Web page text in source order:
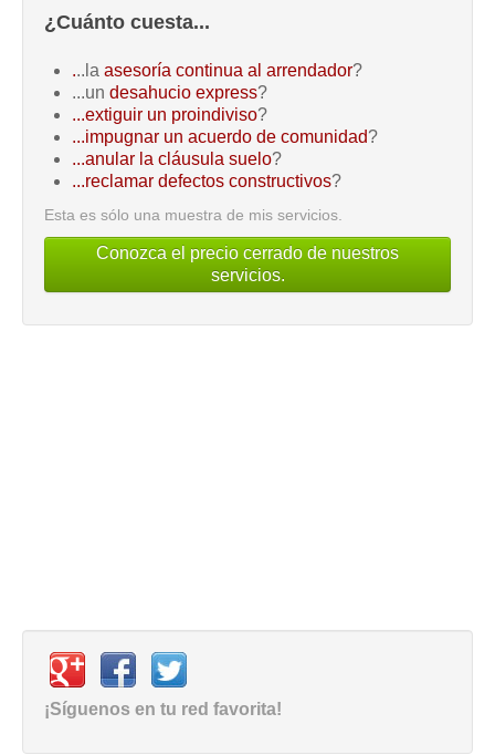
¿Cuánto cuesta...
...la asesoría continua al arrendador?
...un desahucio express?
...extiguir un proindiviso?
...impugnar un acuerdo de comunidad?
...anular la cláusula suelo?
...reclamar defectos constructivos?
Esta es sólo una muestra de mis servicios.
Conozca el precio cerrado de nuestros
servicios.
¡Síguenos en tu red favorita!